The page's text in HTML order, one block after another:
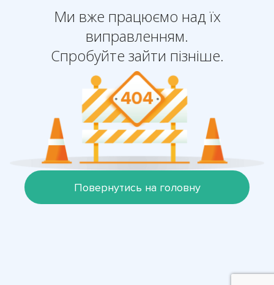
Ми вже працюємо над їх
виправленням.
Спробуйте зайти пізніше.
Повернутись на головну